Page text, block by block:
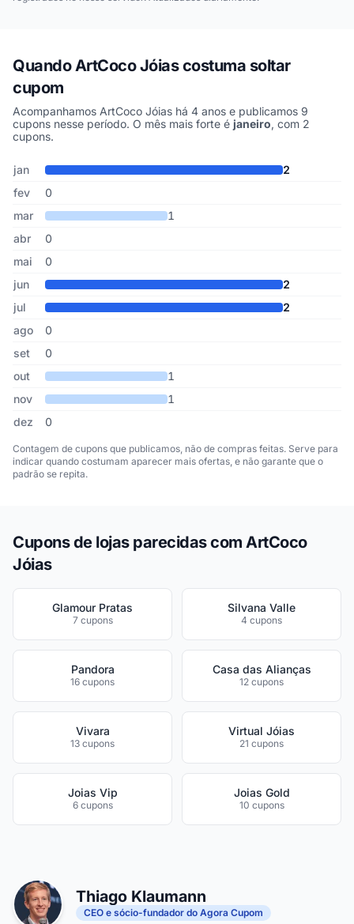
Quando ArtCoco Jóias costuma soltar
cupom
Acompanhamos ArtCoco Jóias há 4 anos e publicamos 9
cupons nesse período. O mês mais forte é janeiro, com 2
cupons.
Cupons de ArtCoco Jóias publicados por mês, somando os
Mês Cupons publicadosDesconto médio
jan
2
fev
0
mar
1
abr
0
mai
0
jun
2
jul
2
ago
0
set
0
out
1
nov
1
dez
0
Contagem de cupons que publicamos, não de compras feitas. Serve para
indicar quando costumam aparecer mais ofertas, e não garante que o
padrão se repita.
Cupons de lojas parecidas com ArtCoco
Jóias
Glamour Pratas
7 cupons
Silvana Valle
4 cupons
Pandora
16 cupons
Casa das Alianças
12 cupons
Vivara
13 cupons
Virtual Jóias
21 cupons
Joias Vip
6 cupons
Joias Gold
10 cupons
Thiago Klaumann
CEO e sócio-fundador do Agora Cupom